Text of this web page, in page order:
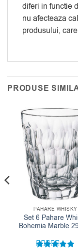
diferi in functie
nu afecteaza
produsului,
PRODUSE
PAHARE WHISKY
Set 6 Pahare
Bohemia Marble